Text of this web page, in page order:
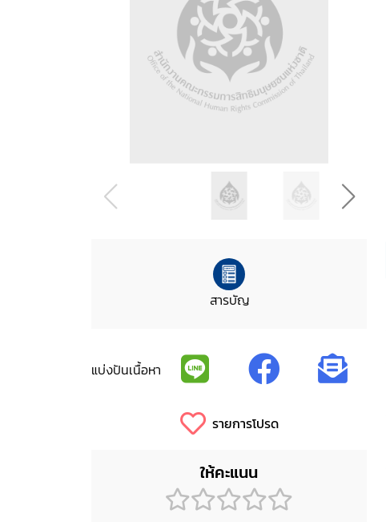
สารบัญ
แบ่งปันเนื้อหา
รายการโปรด
ให้คะแนน